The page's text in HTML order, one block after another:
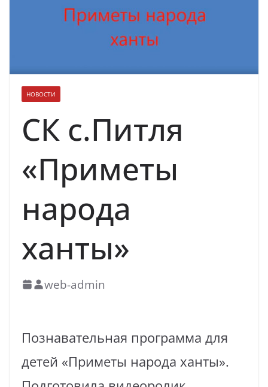
НОВОСТИ
СК с.Питля
«Приметы
народа
ханты»
web-admin
Познавательная программа для
детей «Приметы народа ханты».